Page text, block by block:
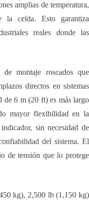
amplias de temperatura,
la celda. Esto garantiza
reales donde las
montaje roscados que
directos en sistemas
de 6 m (20 ft) es más largo
mayor flexibilidad en la
sin necesidad de
del sistema. El
de tensión que lo protege
kg), 2,500 lb (1,150 kg)